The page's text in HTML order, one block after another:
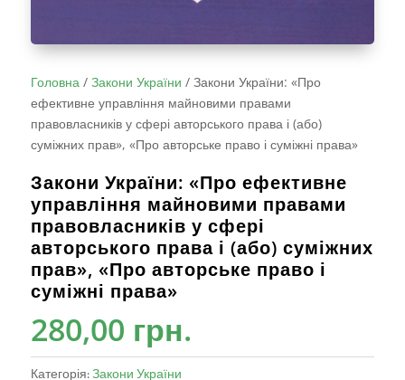
Головна/ Закони України / Закони України: «Про
ефективне управління майновими правами
правовласників у сфері авторського права і (або)
суміжних прав», «Про авторське право і суміжні права»
Закони України: «Про ефективне
управління майновими правами
правовласників у сфері
авторського права і (або) суміжних
прав», «Про авторське право і
суміжні права»
280,00 грн.
Категорія: Закони України